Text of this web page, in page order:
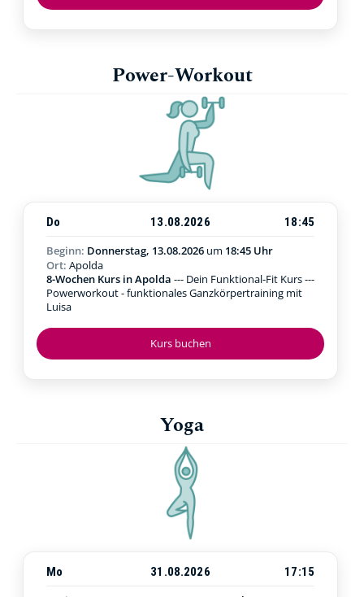
Power-Workout
Kurs buchen
Do 13.08.2026
18:45
Beginn: Donnerstag, 13.08.2026 um 18:45 Uhr
Ort: Apolda
8-Wochen Kurs in Apolda --- Dein Funktional-Fit Kurs ---
Powerworkout - funktionales Ganzkörpertraining mit
Luisa
Yoga
Mo 31.08.2026
17:15